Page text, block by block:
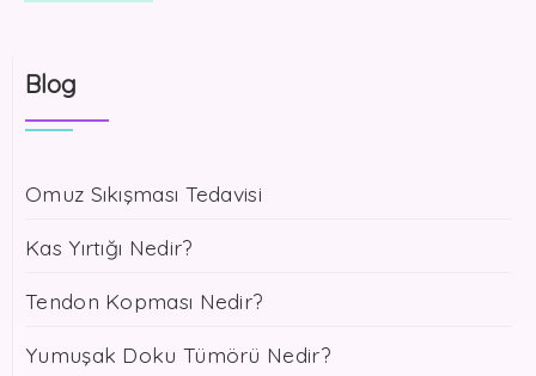
Blog
Omuz Sıkışması Tedavisi
Kas Yırtığı Nedir?
Tendon Kopması Nedir?
Yumuşak Doku Tümörü Nedir?